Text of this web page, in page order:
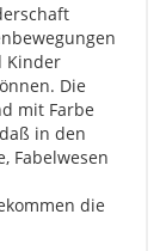
Kinder
Die
mit Farbe
in den
Fabelwesen
die